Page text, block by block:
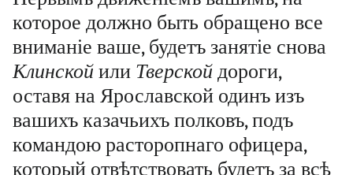
которое должно быть обращено все
вниманіе ваше, будетъ занятіе снова
Клинской или Тверской дороги,
оставя на Ярославской одинъ изъ
вашихъ казачьихъ полковъ, подъ
командою расторопнаго офицера,
который отвѣтствовать будетъ за всѣ